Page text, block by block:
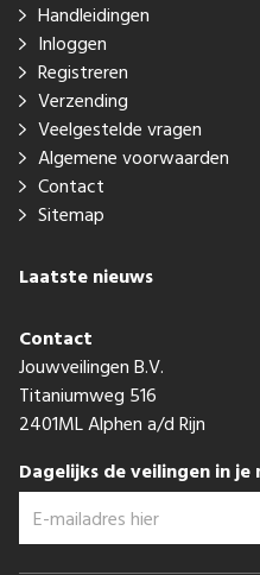
Handleidingen
Inloggen
Registreren
Verzending
Veelgestelde vragen
Algemene voorwaarden
Contact
Sitemap
Laatste nieuws
Contact
Jouwveilingen B.V.
Titaniumweg 516
2401ML Alphen a/d Rijn
Dagelijks de veilingen in je